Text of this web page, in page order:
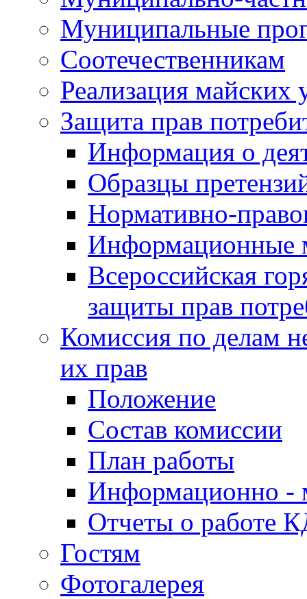
Муниципальные
Соотечественникам
Реализация майских
Защита прав
Информация о
Образцы
Нормативно-
Информационные
Всероссийская
защиты прав
Комиссия по делам
их прав
Положение
Состав комиссии
План работы
Информационно -
Отчеты о работе
Гостям
Фотогалерея